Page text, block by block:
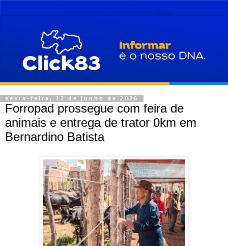
sexta-feira, 12 de junho de 2026
Forropad prossegue com feira de
animais e entrega de trator 0km em
Bernardino Batista